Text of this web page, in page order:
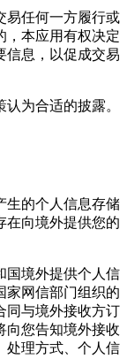
易任何一方履行或
，本应用有权决定
信息，以促成交易
为合适的披露。
生的个人信息存储
在向境外提供您的
国境外提供个人信
家网信部门组织的
同与境外接收方订
向您告知境外接收
处理方式、个人信